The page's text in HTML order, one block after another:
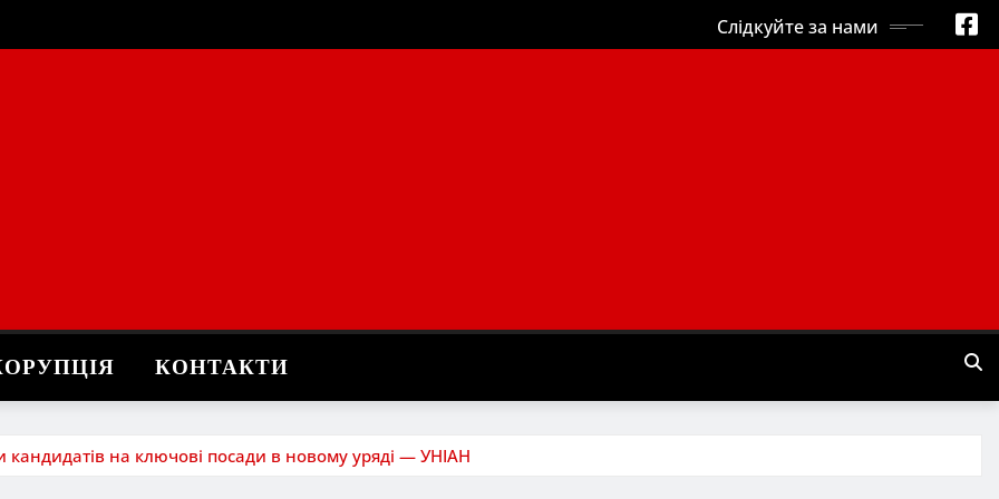
Слідкуйте за нами
КОНТАКТИ
кандидатів на ключові посади в новому уряді — УНІАН